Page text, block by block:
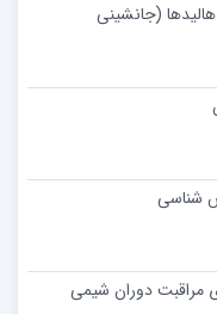
(جانشینی
شناسی
مراقبت دوران شیمی